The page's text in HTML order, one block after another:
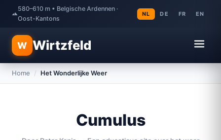
580–610 m • Belgische Ardennen ·
Oost-Kantons
NL DE FR EN
W Wirtzfeld
Home / Het Wonderlijke Weer
Cumulus